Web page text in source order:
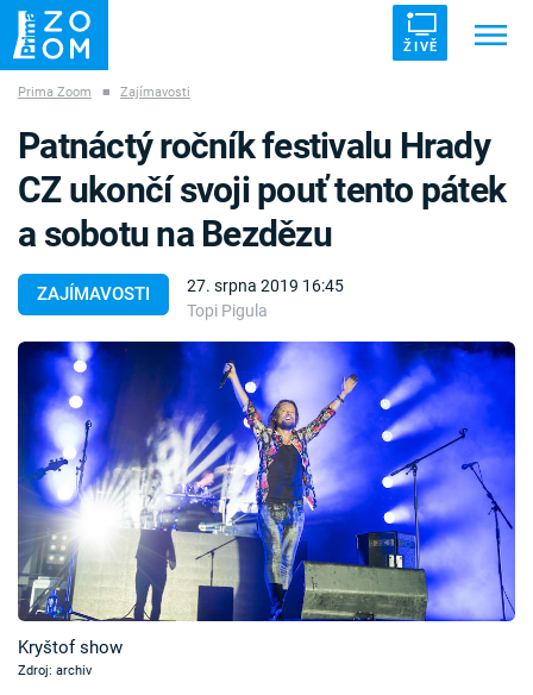
ŽIVĚ
ZÁHADY VETŘELCI DÁVNOVĚKU
Témata
Témata
Pořady
TV Program
Časopis
Sledujte prima+
Prima Zoom ■ Zajímavosti
ZAJÍMAVOSTI
27. srpna 2019 16:45
Topi Pigula
Patnáctý ročník festivalu Hrady
CZ ukončí svoji pouť tento pátek
a sobotu na Bezdězu
Kryštof show
Zdroj: archiv